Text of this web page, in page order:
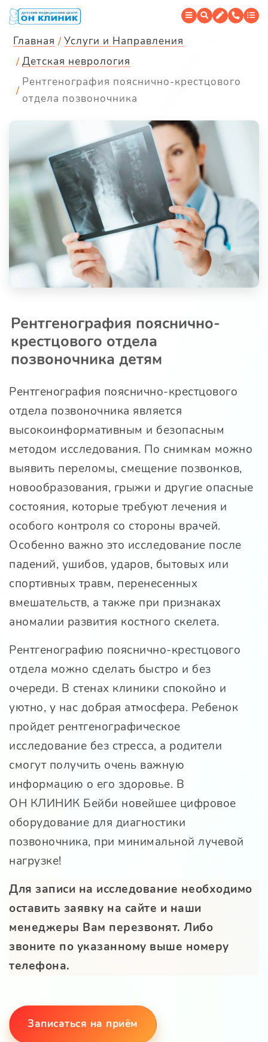
Главная
Услуги и Направления
Детская неврология
Рентгенография пояснично-крестцового
отдела позвоночника
Рентгенография пояснично-
крестцового отдела
позвоночника детям
Рентгенография пояснично-крестцового
отдела позвоночника является
высокоинформативным и безопасным
методом исследования. По снимкам можно
выявить переломы, смещение позвонков,
новообразования, грыжи и другие опасные
состояния, которые требуют лечения и
особого контроля со стороны врачей.
Особенно важно это исследование после
падений, ушибов, ударов, бытовых или
спортивных травм, перенесенных
вмешательств, а также при признаках
аномалии развития костного скелета.
Рентгенографию пояснично-крестцового
отдела можно сделать быстро и без
очереди. В стенах клиники спокойно и
уютно, у нас добрая атмосфера. Ребенок
пройдет рентгенографическое
исследование без стресса, а родители
смогут получить очень важную
информацию о его здоровье. В
ОН КЛИНИК Бейби новейшее цифровое
оборудование для диагностики
позвоночника, при минимальной лучевой
нагрузке!
Для записи на исследование необходимо
оставить заявку на сайте и наши
менеджеры Вам перезвонят. Либо
звоните по указанному выше номеру
телефона.
Записаться на приём